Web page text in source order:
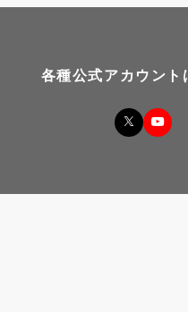
各種公式アカウント